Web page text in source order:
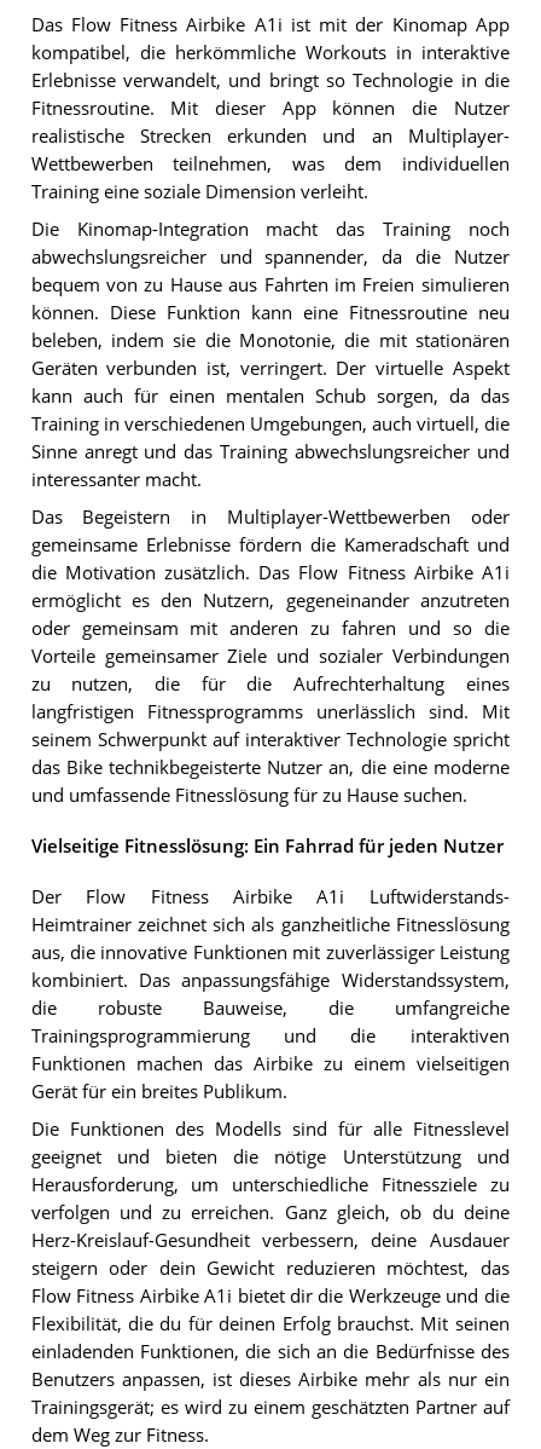
Das Flow Fitness Airbike A1i ist mit der Kinomap App
kompatibel, die herkömmliche Workouts in interaktive
Erlebnisse verwandelt, und bringt so Technologie in die
Fitnessroutine. Mit dieser App können die Nutzer
realistische Strecken erkunden und an Multiplayer-
Wettbewerben teilnehmen, was dem individuellen
Training eine soziale Dimension verleiht.
Die Kinomap-Integration macht das Training noch
abwechslungsreicher und spannender, da die Nutzer
bequem von zu Hause aus Fahrten im Freien simulieren
können. Diese Funktion kann eine Fitnessroutine neu
beleben, indem sie die Monotonie, die mit stationären
Geräten verbunden ist, verringert. Der virtuelle Aspekt
kann auch für einen mentalen Schub sorgen, da das
Training in verschiedenen Umgebungen, auch virtuell, die
Sinne anregt und das Training abwechslungsreicher und
interessanter macht.
Das Begeistern in Multiplayer-Wettbewerben oder
gemeinsame Erlebnisse fördern die Kameradschaft und
die Motivation zusätzlich. Das Flow Fitness Airbike A1i
ermöglicht es den Nutzern, gegeneinander anzutreten
oder gemeinsam mit anderen zu fahren und so die
Vorteile gemeinsamer Ziele und sozialer Verbindungen
zu nutzen, die für die Aufrechterhaltung eines
langfristigen Fitnessprogramms unerlässlich sind. Mit
seinem Schwerpunkt auf interaktiver Technologie spricht
das Bike technikbegeisterte Nutzer an, die eine moderne
und umfassende Fitnesslösung für zu Hause suchen.
Vielseitige Fitnesslösung: Ein Fahrrad für jeden Nutzer
Der Flow Fitness Airbike A1i Luftwiderstands-
Heimtrainer zeichnet sich als ganzheitliche Fitnesslösung
aus, die innovative Funktionen mit zuverlässiger Leistung
kombiniert. Das anpassungsfähige Widerstandssystem,
die robuste Bauweise, die umfangreiche
Trainingsprogrammierung und die interaktiven
Funktionen machen das Airbike zu einem vielseitigen
Gerät für ein breites Publikum.
Die Funktionen des Modells sind für alle Fitnesslevel
geeignet und bieten die nötige Unterstützung und
Herausforderung, um unterschiedliche Fitnessziele zu
verfolgen und zu erreichen. Ganz gleich, ob du deine
Herz-Kreislauf-Gesundheit verbessern, deine Ausdauer
steigern oder dein Gewicht reduzieren möchtest, das
Flow Fitness Airbike A1i bietet dir die Werkzeuge und die
Flexibilität, die du für deinen Erfolg brauchst. Mit seinen
einladenden Funktionen, die sich an die Bedürfnisse des
Benutzers anpassen, ist dieses Airbike mehr als nur ein
Trainingsgerät; es wird zu einem geschätzten Partner auf
dem Weg zur Fitness.